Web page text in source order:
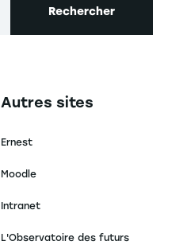
Rechercher
Navigation tertiaire footer
Autres sites
Ernest
Moodle
Intranet
L'Observatoire des futurs